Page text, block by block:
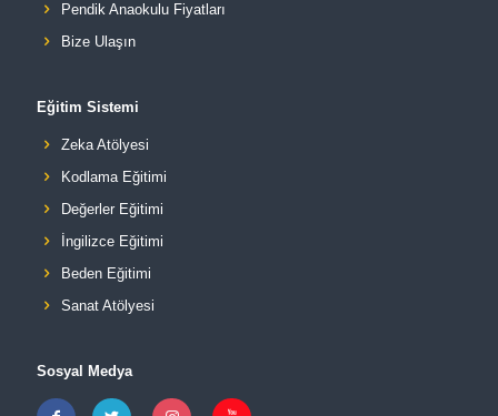
Pendik Anaokulu Fiyatları
Bize Ulaşın
Eğitim Sistemi
Zeka Atölyesi
Kodlama Eğitimi
Değerler Eğitimi
İngilizce Eğitimi
Beden Eğitimi
Sanat Atölyesi
Sosyal Medya